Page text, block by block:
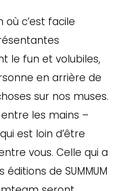
où c’est facile
le fun et volubiles,
en arrière de
sur nos muses.
les mains –
est loin d’être
vous. Celle qui a
de SUMMUM